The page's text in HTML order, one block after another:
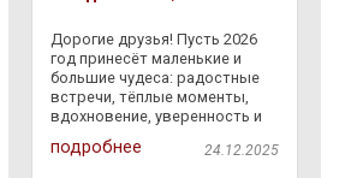
Дорогие друзья! Пусть 2026
год принесёт маленькие и
большие чудеса: радостные
встречи, тёплые моменты,
вдохновение, уверенность и
светлые перемены. Пусть
сбывается задуманное, а
подробнее 24.12.2025